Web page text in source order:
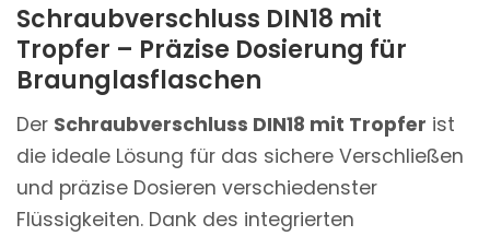
Schraubverschluss DIN18 mit
Tropfer – Präzise Dosierung für
Braunglasflaschen
Der Schraubverschluss DIN18 mit Tropfer ist
die ideale Lösung für das sichere Verschließen
und präzise Dosieren verschiedenster
Flüssigkeiten. Dank des integrierten